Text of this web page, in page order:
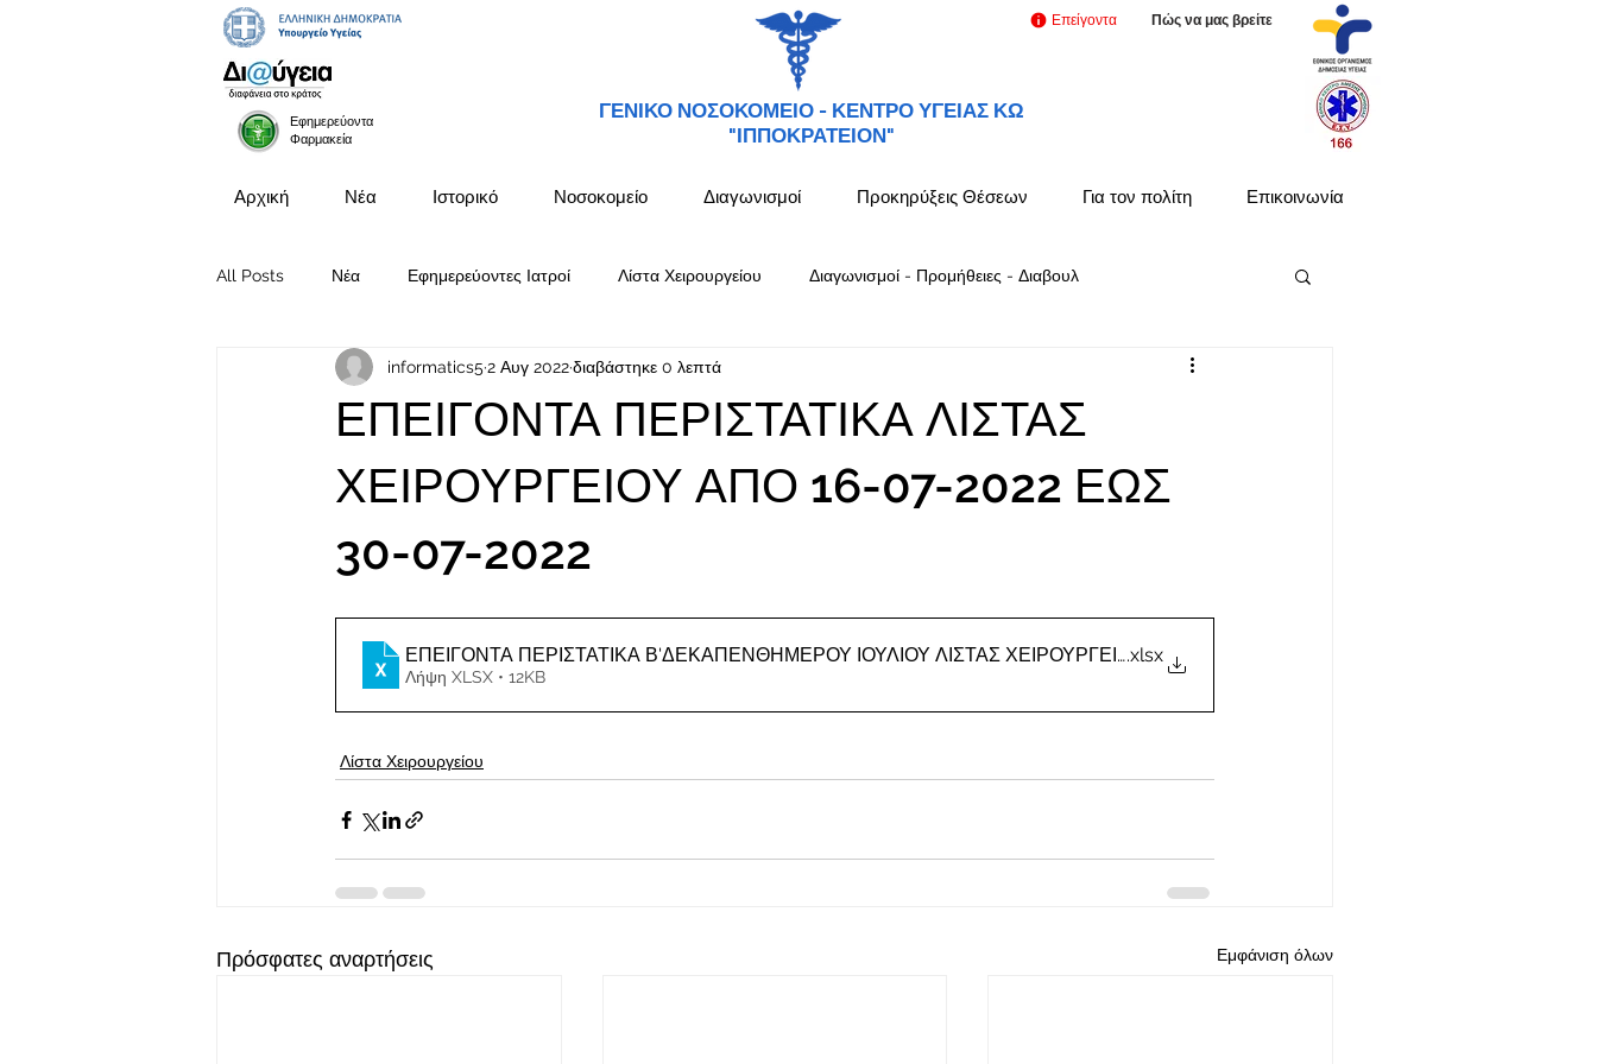
Εφημερεύοντα
Φαρμακεία
ΓΕΝΙΚΟ ΝΟΣΟΚΟΜΕΙΟ - ΚΕΝΤΡΟ ΥΓΕΙΑΣ ΚΩ
"ΙΠΠΟΚΡΑΤΕΙΟΝ"
Επείγοντα Πώς να μας βρείτε
Αρχική Νέα Ιστορικό Νοσοκομείο Διαγωνισμοί Προκηρύξεις Θέσεων Για τον πολίτη Επικοινωνία
All Posts Νέα Εφημερεύοντες Ιατροί Λίστα Χειρουργείου Διαγωνισμοί - Προμήθειες - Διαβουλ
Προκηρύξεις Θέσεων
ΕΠΕΙΓΟΝΤΑ ΠΕΡΙΣΤΑΤΙΚΑ ΛΙΣΤΑΣ
ΧΕΙΡΟΥΡΓΕΙΟΥ ΑΠΟ 16-07-2022 ΕΩΣ
30-07-2022
informatics5 2 Αυγ 2022διαβάστηκε 0 λεπτά
ΕΠΕΙΓΟΝΤΑ ΠΕΡΙΣΤΑΤΙΚΑ Β'ΔΕΚΑΠΕΝΘΗΜΕΡΟΥ ΙΟΥΛΙΟΥ ΛΙΣΤΑΣ ΧΕΙΡΟΥΡΓΕΙΟΥ.xlsx
Λήψη XLSX • 12KB
Λίστα Χειρουργείου
Πρόσφατες αναρτήσεις Εμφάνιση όλων